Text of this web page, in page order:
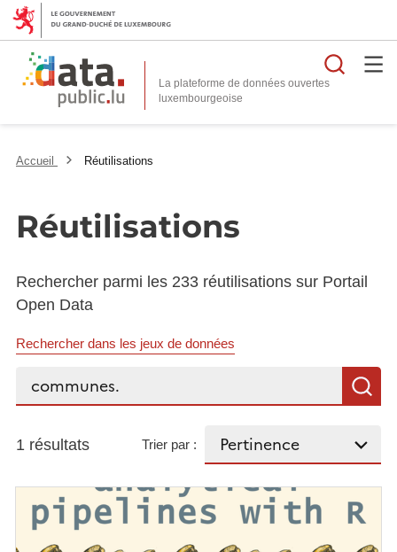
La plateforme de données ouvertes
Accueil Réutilisations
Réutilisations
Rechercher parmi les 233 réutilisations sur Portail
Open Data
Rechercher dans les jeux de données
1 résultats Trier par :